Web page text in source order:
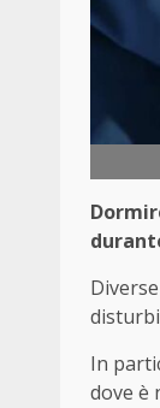
In
dove è